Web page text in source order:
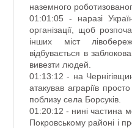
наземного
01:01:05 - наразі
організації, щоб
інших міст
відбувається в
вивезти людей.
01:13:12 - на
атакував аграріїв
поблизу села Борсуків.
01:20:12 - нині частина
Покровському районі і